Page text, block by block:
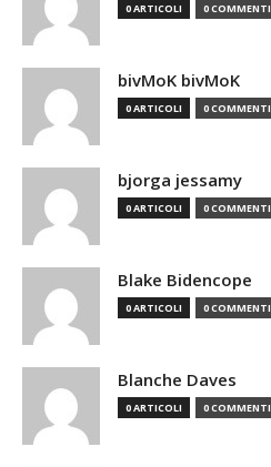
0 ARTICOLI 0 COMMENTI
bivMoK bivMoK
0 ARTICOLI 0 COMMENTI
bjorga jessamy
0 ARTICOLI 0 COMMENTI
Blake Bidencope
0 ARTICOLI 0 COMMENTI
Blanche Daves
0 ARTICOLI 0 COMMENTI